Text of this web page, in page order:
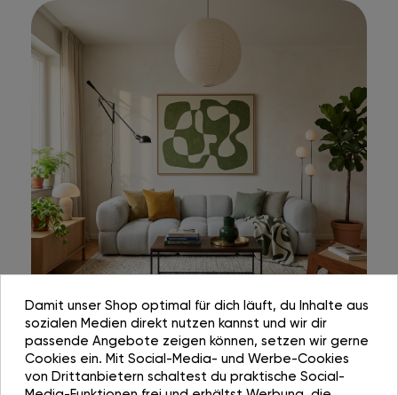
Damit unser Shop optimal für dich läuft, du Inhalte aus
sozialen Medien direkt nutzen kannst und wir dir
passende Angebote zeigen können, setzen wir gerne
Cookies ein. Mit Social-Media- und Werbe-Cookies
von Drittanbietern schaltest du praktische Social-